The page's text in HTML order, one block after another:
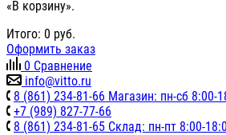
«В корзину».
Итого: 0 руб.
Оформить заказ
0 Сравнение
info@vitto.ru
8 (861) 234-81-66 Магазин: пн-сб 8:00-
+7 (989) 827-77-66
8 (861) 234-81-65 Склад: пн-пт 8:00-